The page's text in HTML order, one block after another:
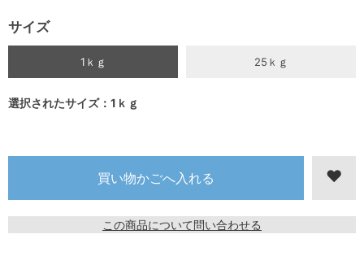
サイズ
1ｋｇ 25ｋｇ
選択されたサイズ：1ｋｇ
この商品について問い合わせる